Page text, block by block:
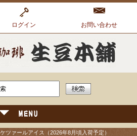
ログイン お問い合わせ
ツァールアイス（2026年8月頃入荷予定）